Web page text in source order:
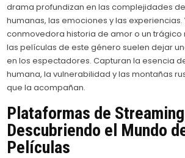
drama profundizan en las complejidades
humanas, las emociones y las experiencias.
conmovedora historia de amor o un
las películas de este género suelen dejar
en los espectadores. Capturan la esencia
humana, la vulnerabilidad y las montañas
que la acompañan.
Plataformas de
Descubriendo el Mundo
Películas